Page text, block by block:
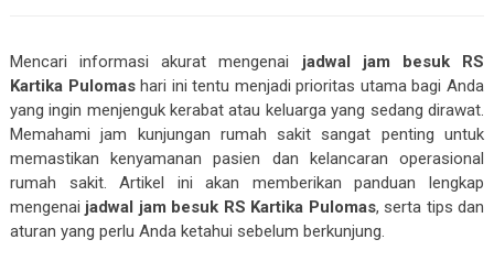
Mencari informasi akurat mengenai jadwal jam besuk RS
Kartika Pulomashari ini tentu menjadi prioritas utama bagi Anda
yang ingin menjenguk kerabat atau keluarga yang sedang dirawat.
Memahami jam kunjungan rumah sakit sangat penting untuk
memastikan kenyamanan pasien dan kelancaran operasional
rumah sakit. Artikel ini akan memberikan panduan lengkap
mengenai jadwal jam besuk RS Kartika Pulomas, serta tips dan
aturan yang perlu Anda ketahui sebelum berkunjung.